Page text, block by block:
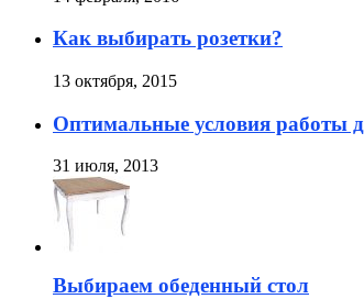
Как выбирать розетки?
13 октября, 2015
Оптимальные условия работы
31 июля, 2013
Выбираем обеденный стол